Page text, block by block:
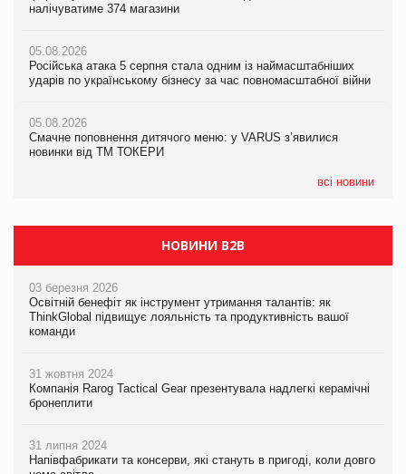
налічуватиме 374 магазини
05.08.2026
Російська атака 5 серпня стала одним із наймасштабніших
ударів по українському бізнесу за час повномасштабної війни
05.08.2026
Смачне поповнення дитячого меню: у VARUS з’явилися
новинки від ТМ ТОКЕРИ
всі новини
новинки від ТМ ТОКЕРИ
05.08.2026
Сергій Лісунов про заморожені хлібобулочні вироби на
PrivateLabel&FMCG Master 2026
04.08.2026
Через атаку РФ у Дніпрі пошкоджено склад шоколаду
Millennium
продуктів
НОВИНИ B2B
03 березня 2026
Освітній бенефіт як інструмент утримання талантів: як
ThinkGlobal підвищує лояльність та продуктивність вашої
команди
31 жовтня 2024
Компанія Rarog Tactical Gear презентувала надлегкі керамічні
бронеплити
31 липня 2024
Напівфабрикати та консерви, які стануть в пригоді, коли довго